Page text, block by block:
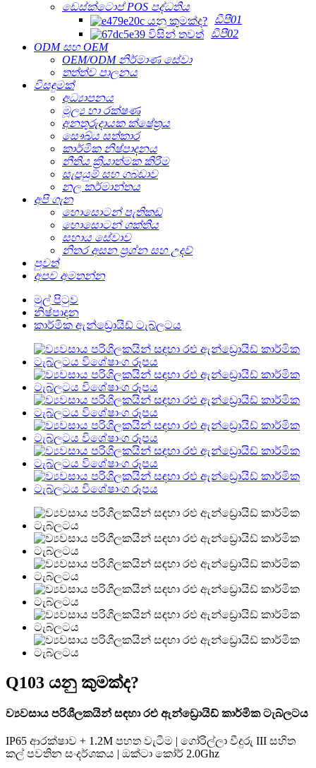
ඩෙස්ක්ටොප් POS පද්ධතිය
ඩීපී01
ඩීපී02
ODM සහ OEM
OEM/ODM නිර්මාණ සේවා
තත්ත්ව පාලනය
විසඳුමක්
අධ්‍යාපනය
මූල්‍ය හා රක්ෂණ
අනතුරුදායක ක්ෂේත්‍රය
සෞඛ්ය සත්කාර
කාර්මික නිෂ්පාදනය
නීතිය ක්‍රියාත්මක කිරීම
සැපයුම් සහ ගබඩාව
නල කර්මාන්තය
අපි ගැන
හොසොටන් පැතිකඩ
හොසොටන් ශක්තිය
සහාය සේවාව
නිතර අසන ප්‍රශ්න සහ උදව්
පුවත්
අපව අමතන්න
මුල් පිටුව
නිෂ්පාදන
කාර්මික ඇන්ඩ්‍රොයිඩ් ටැබ්ලටය
Q103 යනු කුමක්ද?
ව්‍යවසාය පරිශීලකයින් සඳහා රළු ඇන්ඩ්‍රොයිඩ් කාර්මික ටැබ්ලටය
IP65 ආරක්ෂාව + 1.2M පහත වැටීම | ගෝරිල්ලා වීදුරු III සහිත
කල් පවතින සංදර්ශකය | ඔක්ටා කෝර් 2.0Ghz